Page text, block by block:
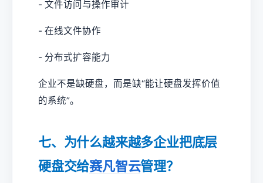
- 文件访问与操作审计
- 在线文件协作
- 分布式扩容能力
企业不是缺硬盘，而是缺“能让硬盘发挥价值
的系统”。
七、为什么越来越多企业把底层
硬盘交给赛凡智云管理？